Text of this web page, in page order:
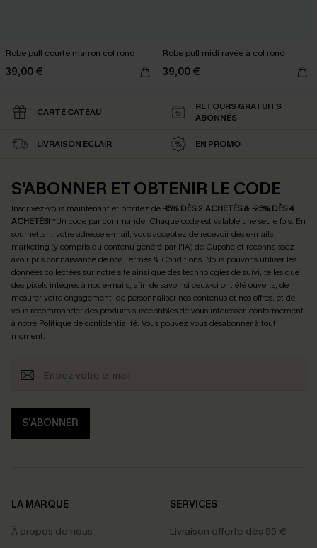
Robe pull courte marron col rond
39,00 €
Robe pull midi rayée à col rond
39,00 €
CARTE CATEAU
RETOURS GRATUITS
ABONNÉS
LIVRAISON ÉCLAIR EN PROMO
S'ABONNER ET OBTENIR LE CODE
Inscrivez-vous maintenant et profitez de -15% DÈS 2 ACHETÉS & -25% DÈS 4
ACHETÉS! *Un code par commande. Chaque code est valable une seule fois. En
soumettant votre adresse e-mail, vous acceptez de recevoir des e-mails
marketing (y compris du contenu généré par l'IA) de Cupshe et reconnaissez
avoir pris connaissance de nosTermes & Conditions. Nous pouvons utiliser les
données collectées sur notre site ainsi que des technologies de suivi, telles que
des pixels intégrés à nos e-mails, afin de savoir si ceux-ci ont été ouverts, de
mesurer votre engagement, de personnaliser nos contenus et nos offres, et de
vous recommander des produits susceptibles de vous intéresser, conformément
à notre Politique de confidentialité. Vous pouvez vous désabonner à tout
moment.
S'ABONNER
LA MARQUE
À propos de nous
SERVICES
Livraison offerte dès 55 €